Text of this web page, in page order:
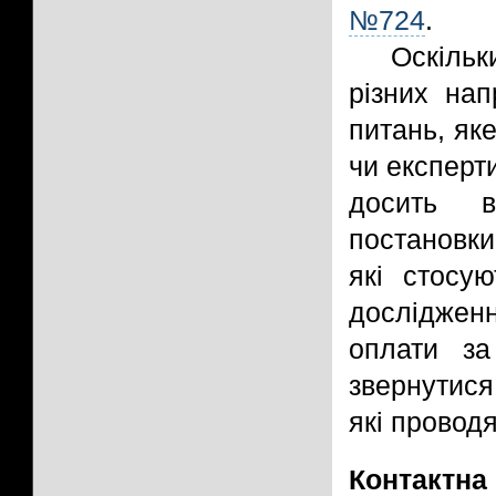
№724.
різних
питань,
чи
досить
які
оплати
які